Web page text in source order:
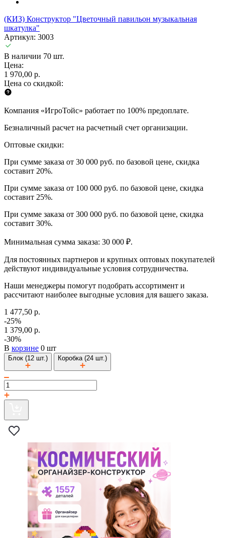
(КИЗ) Конструктор "Цветочный павильон музыкальная
шкатулка"
Артикул: 3003
В наличии 70 шт.
Цена:
1 970,00 р.
Цена со скидкой:
Компания «ИгроТойс» работает по 100% предоплате.
Безналичный расчет на расчетный счет организации.
Оптовые скидки:
При сумме заказа от 30 000 руб. по базовой цене, скидка
составит 20%.
При сумме заказа от 100 000 руб. по базовой цене, скидка
составит 25%.
При сумме заказа от 300 000 руб. по базовой цене, скидка
составит 30%.
Минимальная сумма заказа: 30 000 ₽.
Для постоянных партнеров и крупных оптовых покупателей
действуют индивидуальные условия сотрудничества.
Наши менеджеры помогут подобрать ассортимент и
рассчитают наиболее выгодные условия для вашего заказа.
1 477,50 р.
-25%
1 379,00 р.
-30%
В корзине 0 шт
Блок (12 шт.) Коробка (24 шт.)